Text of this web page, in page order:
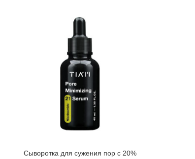
Сыворотка для сужения пор с 20%